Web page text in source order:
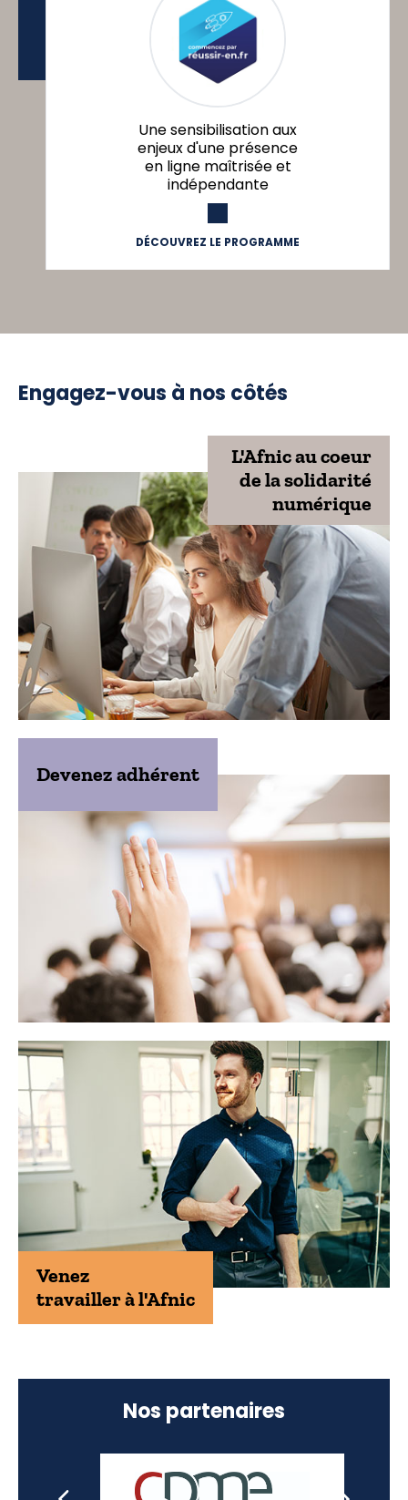
Une sensibilisation aux
enjeux d'une présence
en ligne maîtrisée et
indépendante
DÉCOUVREZ LE PROGRAMME
Engagez-vous à nos côtés
L'Afnic au coeur
de la solidarité
numérique
Devenez adhérent
Venez
travailler à l'Afnic
Nos partenaires